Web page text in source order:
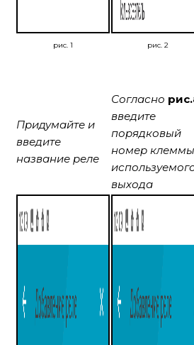
рис. 1 рис. 2
Придумайте и
введите
название реле
Согласно
введите
порядковый
номер клеммы
выхода